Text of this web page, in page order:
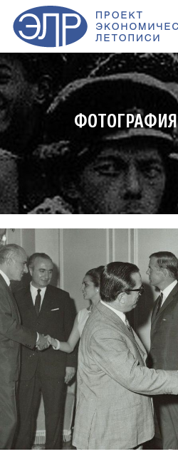
ФОТОГРАФИЯ